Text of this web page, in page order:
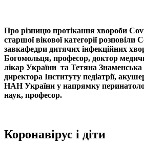
Про різницю протікання хвороби
старшої вікової категорії розповіли
завкафедри дитячих інфекційних
Богомольця, професор, доктор
лікар України та Тетяна Знаменська
директора Інституту педіатрії,
НАН України у напрямку
наук, професор.
Коронавірус і діти